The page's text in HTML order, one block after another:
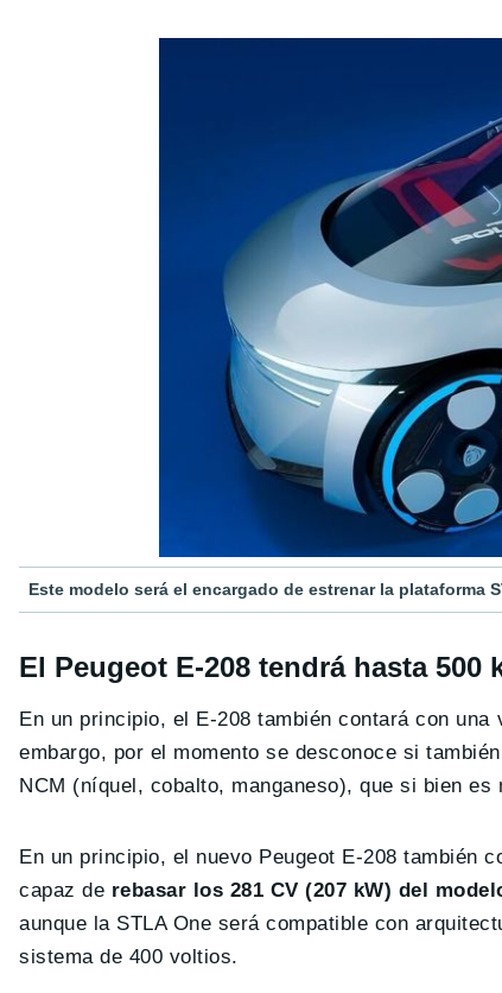
Este modelo será el encargado de estrenar la plataforma
El Peugeot E-208 tendrá hasta 500
En un principio, el E-208 también contará con una
embargo, por el momento se desconoce si
NCM (níquel, cobalto, manganeso), que si bien
En un principio, el nuevo Peugeot E-208 también
capaz de rebasar los 281 CV (207 kW) del
aunque la STLA One será compatible con
sistema de 400 voltios.